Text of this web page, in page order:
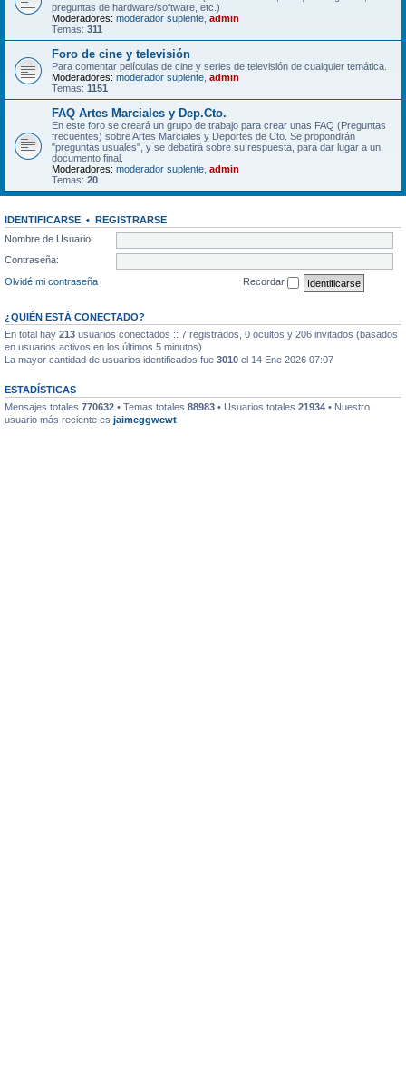
preguntas de hardware/software, etc.)
Moderadores: moderador suplente admin
Temas: 311
Foro de cine y televisión
Para comentar películas de cine y series de televisión de cualquier temática.
Moderadores: moderador suplente admin
Temas: 1151
FAQ Artes Marciales y Dep.Cto.
En este foro se creará un grupo de trabajo para crear unas FAQ (Preguntas
frecuentes) sobre Artes Marciales y Deportes de Cto. Se propondrán
"preguntas usuales", y se debatirá sobre su respuesta, para dar lugar a un
documento final.
Moderadores: moderador suplente admin
Temas: 20
IDENTIFICARSE • REGISTRARSE
Nombre de Usuario:
Contraseña:
Olvidé mi contraseña
Recordar
¿QUIÉN ESTÁ CONECTADO?
En total hay 213 usuarios conectados :: 7 registrados, 0 ocultos y 206 invitados (basados
en usuarios activos en los últimos 5 minutos)
La mayor cantidad de usuarios identificados fue 3010 el 14 Ene 2026 07:07
ESTADÍSTICAS
Mensajes totales 770632 • Temas totales 88983 • Usuarios totales 21934 • Nuestro
usuario más reciente es jaimeggwcwt